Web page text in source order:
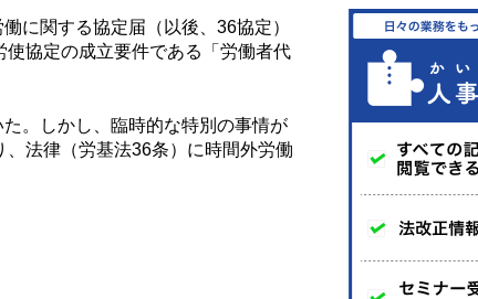
に関する協定届（以後、36協定）
協定の成立要件である「労働者代
。しかし、臨時的な特別の事情が
法律（労基法36条）に時間外労働